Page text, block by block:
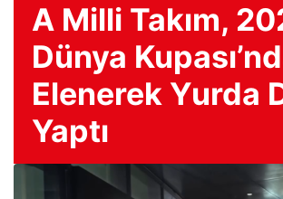
A Milli Takım,
Dünya
Elenerek Yurda
Yaptı